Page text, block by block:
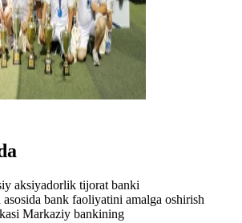
aksiyadorlik tijorat banki
bank faoliyatini amalga oshirish
Markaziy bankining